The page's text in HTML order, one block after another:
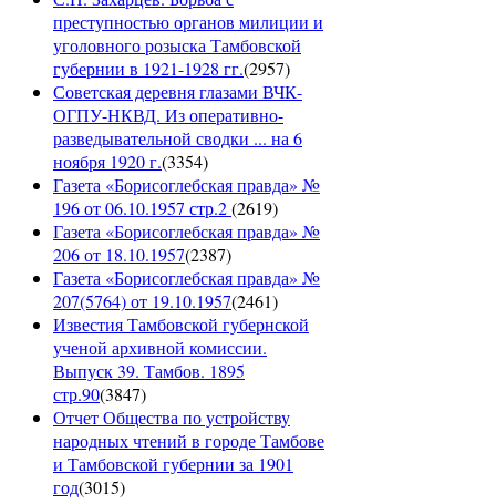
преступностью органов милиции и
уголовного розыска Тамбовской
губернии в 1921-1928 гг.(2957)
Советская деревня глазами ВЧК-
ОГПУ-НКВД. Из оперативно-
разведывательной сводки ... на 6
ноября 1920 г.(3354)
Газета «Борисоглебская правда» №
196 от 06.10.1957 стр.2(2619)
Газета «Борисоглебская правда» №
206 от 18.10.1957(2387)
Газета «Борисоглебская правда» №
207(5764) от 19.10.1957(2461)
Известия Тамбовской губернской
ученой архивной комиссии.
Выпуск 39. Тамбов. 1895
стр.90(3847)
Отчет Общества по устройству
народных чтений в городе Тамбове
и Тамбовской губернии за 1901
год(3015)